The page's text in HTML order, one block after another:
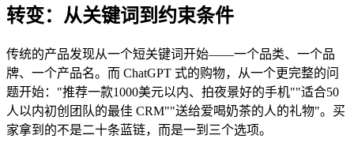
转变：从关键词到约束条件
传统的产品发现从一个短关键词开始——一个品类、一个品
牌、一个产品名。而 ChatGPT 式的购物，从一个更完整的问
题开始："推荐一款1000美元以内、拍夜景好的手机""适合50
人以内初创团队的最佳 CRM""送给爱喝奶茶的人的礼物"。买
家拿到的不是二十条蓝链，而是一到三个选项。